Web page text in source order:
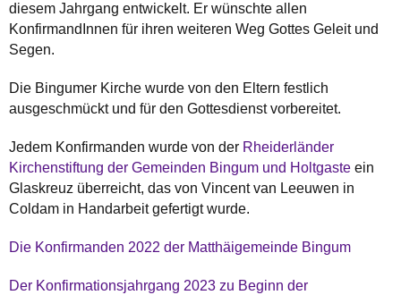
diesem Jahrgang entwickelt. Er wünschte allen
KonfirmandInnen für ihren weiteren Weg Gottes Geleit und
Segen.
Die Bingumer Kirche wurde von den Eltern festlich
ausgeschmückt und für den Gottesdienst vorbereitet.
Jedem Konfirmanden wurde von der Rheiderländer
Kirchenstiftung der Gemeinden Bingum und Holtgaste ein
Glaskreuz überreicht, das von Vincent van Leeuwen in
Coldam in Handarbeit gefertigt wurde.
Die Konfirmanden 2022 der Matthäigemeinde Bingum
Der Konfirmationsjahrgang 2023 zu Beginn der